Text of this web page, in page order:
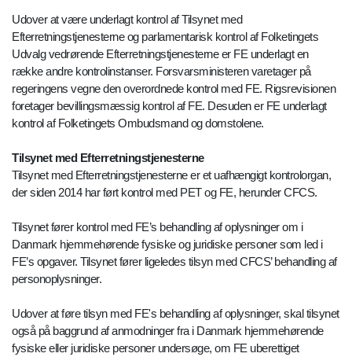
Udover at være underlagt kontrol af Tilsynet med
Efterretningstjenesterne og parlamentarisk kontrol af Folketingets
Udvalg vedrørende Efterretningstjenesterne er FE underlagt en
række andre kontrolinstanser. Forsvarsministeren varetager på
regeringens vegne den overordnede kontrol med FE. Rigsrevisionen
foretager bevillingsmæssig kontrol af FE. Desuden er FE underlagt
kontrol af Folketingets Ombudsmand og domstolene.
Tilsynet med Efterretningstjenesterne
Tilsynet med Efterretningstjenesterne er et uafhængigt kontrolorgan,
der siden 2014 har ført kontrol med PET og FE, herunder CFCS.
Tilsynet fører kontrol med FE’s behandling af oplysninger om i
Danmark hjemmehørende fysiske og juridiske personer som led i
FE’s opgaver. Tilsynet fører ligeledes tilsyn med CFCS’ behandling af
personoplysninger.
Udover at føre tilsyn med FE's behandling af oplysninger, skal tilsynet
også på baggrund af anmodninger fra i Danmark hjemmehørende
fysiske eller juridiske personer undersøge, om FE uberettiget